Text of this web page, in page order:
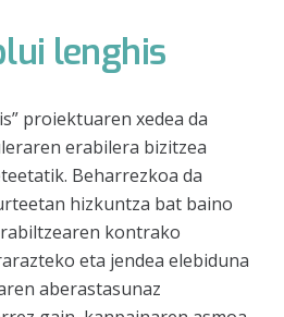
lenghis
proiektuaren xedea da
erabilera bizitzea
Beharrezkoa da
hizkuntza bat baino
kontrako
eta jendea elebiduna
aberastasunaz